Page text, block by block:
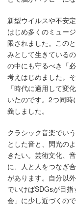
新型ウイルスや不安
はじめ多くのミュー
限されました。この
みとして生きている
の中にも守るべき「
考えはじめました。
「時代に適用して変
いたのです。2つ同
義しました。
クラシック音楽でい
とした音と、閃光の
きたい。芸術文化、
に、人と人をつなぎ
があります。自分以
でいけばSDGsが目
会」に少し近づくの